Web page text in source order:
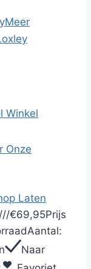
Meer
Winkel
Onze
Laten
///€69,95Prijs
Aantal:
Naar